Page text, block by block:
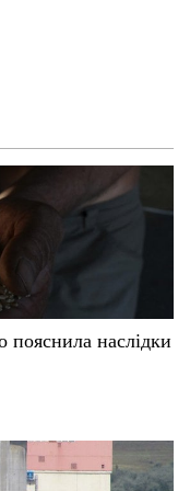
пояснила наслідки